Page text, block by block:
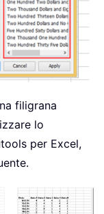
filigrana
lo
per Excel,